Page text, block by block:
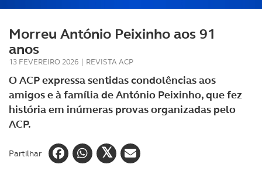
Morreu António Peixinho aos 91
anos
13 FEVEREIRO 2026 | REVISTA ACP
O ACP expressa sentidas condolências aos
amigos e à família de António Peixinho, que fez
história em inúmeras provas organizadas pelo
ACP.
Partilhar